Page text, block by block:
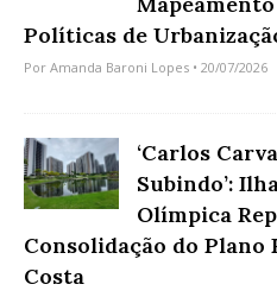
Políticas de
Por Amanda Baroni Lopes • 20/07/2026
‘Carlos
Subindo’:
Olímpica
Consolidação do
Costa